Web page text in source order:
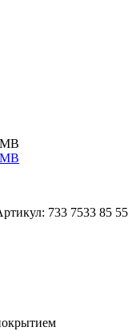
733 7533 85 55